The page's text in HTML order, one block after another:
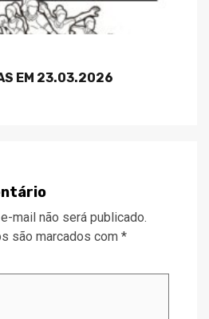
EM 23.03.2026
mail não será publicado.
são marcados com *